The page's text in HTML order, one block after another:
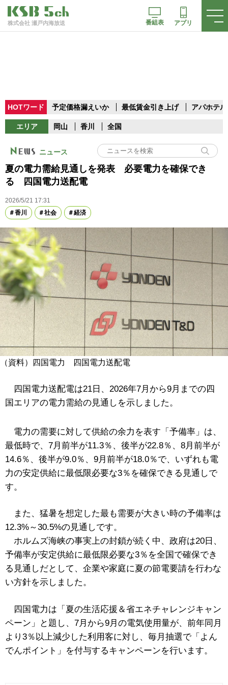
株式会社 瀬戸内海放送 番組表 アプリ
HOTワード 予定価格漏えいか 最低賃金引き上げ アパホテル
エリア 岡山 香川 全国
ニュース
夏の電力需給見通しを発表 必要電力を確保でき
る 四国電力送配電
2026/5/21 17:31
香川
社会 経済
（資料）四国電力 四国電力送配電
四国電力送配電は21日、2026年7月から9月までの四
国エリアの電力需給の見通しを示しました。
電力の需要に対して供給の余力を表す「予備率」は、
最低時で、7月前半が11.3％、後半が22.8％、8月前半が
14.6％、後半が9.0％、9月前半が18.0％で、いずれも電
力の安定供給に最低限必要な3％を確保できる見通しで
す。
また、猛暑を想定した最も需要が大きい時の予備率は
12.3%～30.5%の見通しです。
ホルムズ海峡の事実上の封鎖が続く中、政府は20日、
予備率が安定供給に最低限必要な3％を全国で確保でき
る見通しだとして、企業や家庭に夏の節電要請を行わな
い方針を示しました。
四国電力は「夏の生活応援＆省エネチャレンジキャン
ペーン」と題し、7月から9月の電気使用量が、前年同月
より3％以上減少した利用客に対し、毎月抽選で「よん
でんポイント」を付与するキャンペーンを行います。